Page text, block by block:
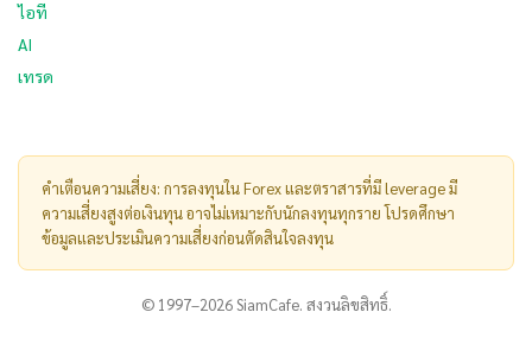
ไอที
AI
เทรด
คำเตือนความเสี่ยง: การลงทุนใน Forex และตราสารที่มี leverage มี
ความเสี่ยงสูงต่อเงินทุน อาจไม่เหมาะกับนักลงทุนทุกราย โปรดศึกษา
ข้อมูลและประเมินความเสี่ยงก่อนตัดสินใจลงทุน
© 1997–2026 SiamCafe. สงวนลิขสิทธิ์.